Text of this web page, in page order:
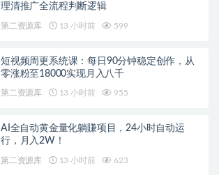
理清推广全流程判断逻辑
第二资源库 13 小时前 599
短视频周更系统课：每日90分钟稳定创作，从
零涨粉至18000实现月入八千
第二资源库 13 小时前 955
AI全自动黄金量化躺賺项目，24小时自动运
行，月入2W！
第二资源库 13 小时前 623